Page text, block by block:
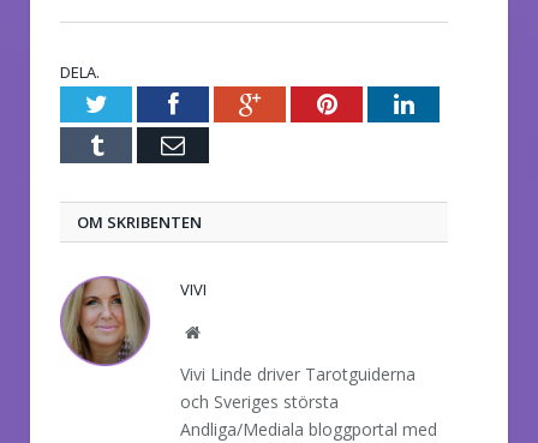
DELA.
TwitterFacebookGoogle+PinterestLinkedIn
Tumblr E-
OM SKRIBENTEN
VIVI
Website
Vivi Linde driver Tarotguiderna
och Sveriges största
Andliga/Mediala bloggportal med